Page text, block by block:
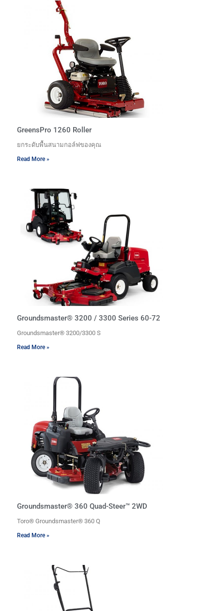
GreensPro 1260 Roller
ยกระดับพื้นสนามกอล์ฟของคุณ
Read More »
Groundsmaster® 3200 / 3300 Series 60-72
Groundsmaster® 3200/3300 S
Read More »
Groundsmaster® 360 Quad-Steer™ 2WD
Toro® Groundsmaster® 360 Q
Read More »